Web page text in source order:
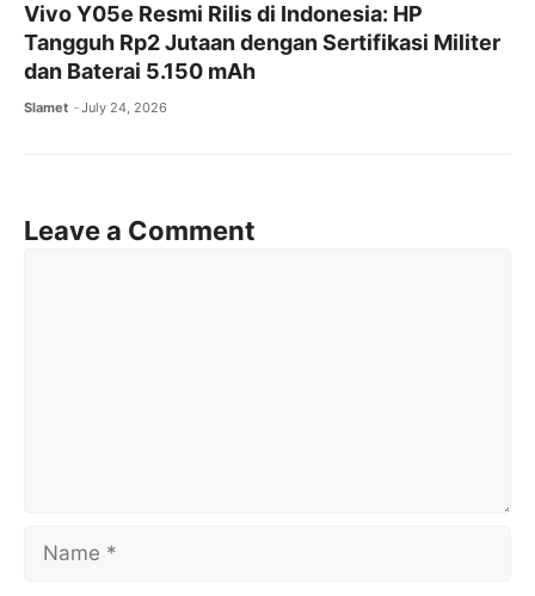
Vivo Y05e Resmi Rilis di Indonesia: HP
Tangguh Rp2 Jutaan dengan Sertifikasi Militer
dan Baterai 5.150 mAh
Slamet July 24, 2026
Leave a Comment
Name